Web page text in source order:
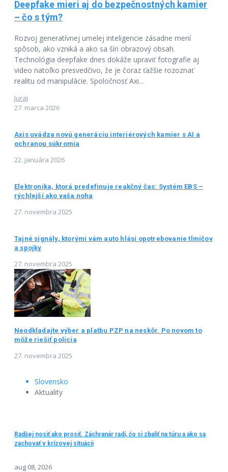
Deepfake mieri aj do bezpečnostných kamier
– čo s tým?
Rozvoj generatívnej umelej inteligencie zásadne mení
spôsob, ako vzniká a ako sa šíri obrazový obsah.
Technológia deepfake dnes dokáže upraviť fotografie aj
video natoľko presvedčivo, že je čoraz ťažšie rozoznať
realitu od manipulácie. Spoločnosť Axi...
Juraj
27. marca 2026
Axis uvádza novú generáciu interiérových kamier s AI a
ochranou súkromia
22. januára 2026
Elektronika, ktorá predefinuje reakčný čas: Systém EBS –
rýchlejší ako vaša noha
27. novembra 2025
Tajné signály, ktorými vám auto hlási opotrebovanie tlmičov
a spojky
27. novembra 2025
Neodkladajte výber a platbu PZP na neskôr. Po novom to
môže riešiť polícia
27. novembra 2025
Slovensko
Aktuality
Radšej nosiť ako prosiť. Záchranár radí, čo si zbaliť na túru a ako sa
zachovať v krízovej situácii
aug 08, 2026